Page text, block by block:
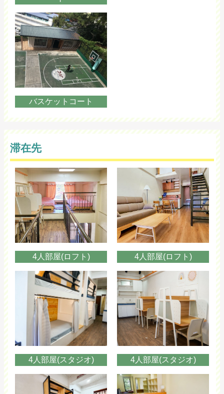
バスケットコート
滞在先
4人部屋(ロフト) 4人部屋(ロフト)
4人部屋(スタジオ) 4人部屋(スタジオ)